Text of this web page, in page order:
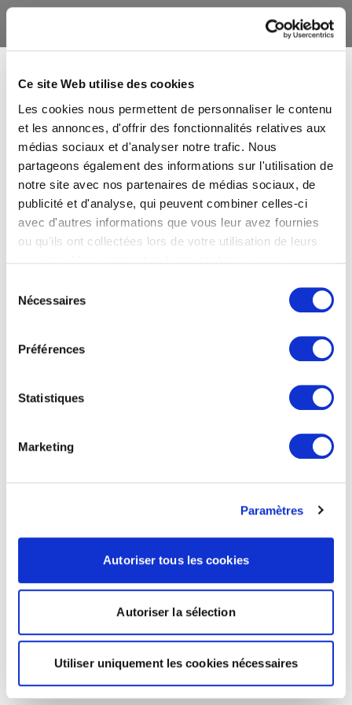
Ce site Web utilise des cookies
Les cookies nous permettent de personnaliser le contenu
et les annonces, d'offrir des fonctionnalités relatives aux
médias sociaux et d'analyser notre trafic. Nous
partageons également des informations sur l'utilisation de
notre site avec nos partenaires de médias sociaux, de
publicité et d'analyse, qui peuvent combiner celles-ci
avec d'autres informations que vous leur avez fournies
ou qu'ils ont collectées lors de votre utilisation de leurs
Nécessaires
Préférences
Statistiques
Marketing
Paramètres
Autoriser tous les cookies
Autoriser la sélection
Utiliser uniquement les cookies nécessaires